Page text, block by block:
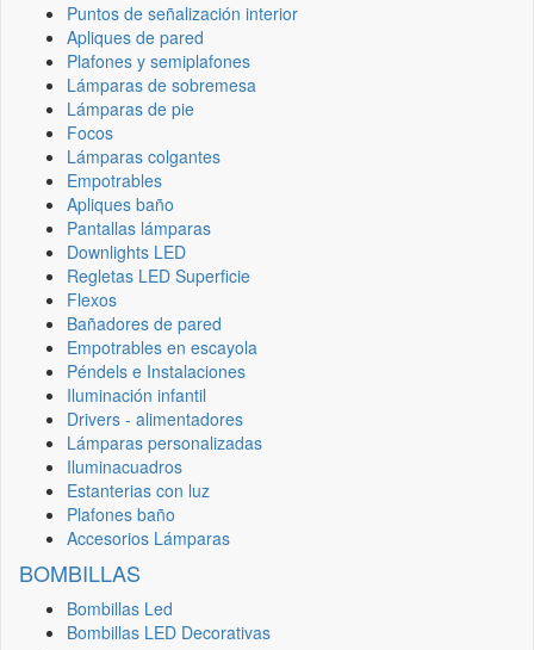
Puntos de señalización interior
Apliques de pared
Plafones y semiplafones
Lámparas de sobremesa
Lámparas de pie
Focos
Lámparas colgantes
Empotrables
Apliques baño
Pantallas lámparas
Downlights LED
Regletas LED Superficie
Flexos
Bañadores de pared
Empotrables en escayola
Péndels e Instalaciones
Iluminación infantil
Drivers - alimentadores
Lámparas personalizadas
Iluminacuadros
Estanterias con luz
Plafones baño
Accesorios Lámparas
BOMBILLAS
Bombillas Led
Bombillas LED Decorativas